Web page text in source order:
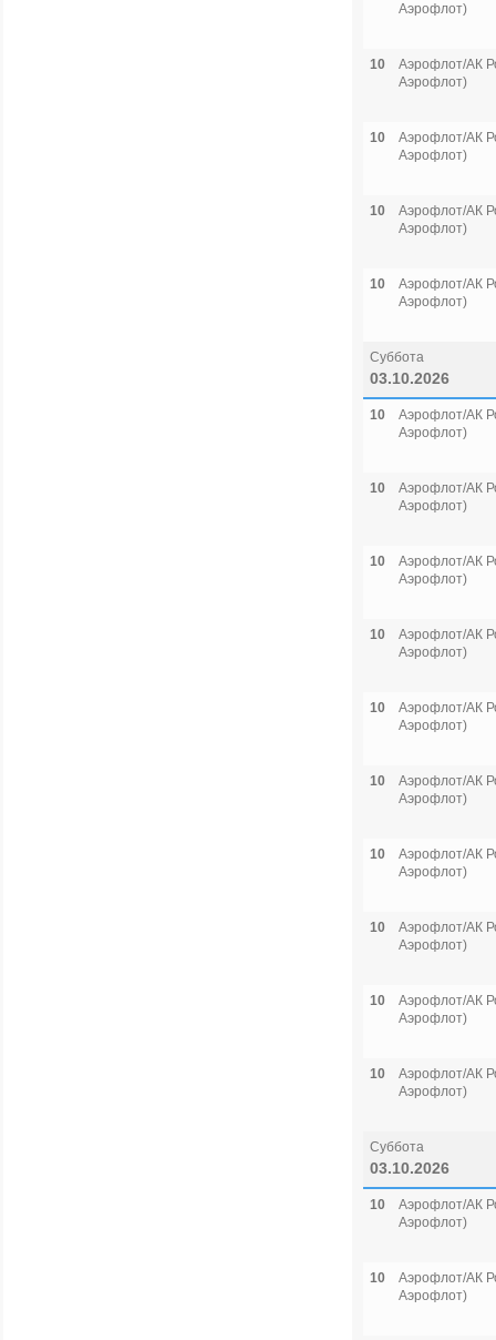
Аэрофлот)
10
Аэрофлот/АК
Аэрофлот)
10
Аэрофлот/АК
Аэрофлот)
10
Аэрофлот/АК
Аэрофлот)
10
Аэрофлот/АК
Аэрофлот)
Суббота
03.10.2026
10
Аэрофлот/АК
Аэрофлот)
10
Аэрофлот/АК
Аэрофлот)
10
Аэрофлот/АК
Аэрофлот)
10
Аэрофлот/АК
Аэрофлот)
10
Аэрофлот/АК
Аэрофлот)
10
Аэрофлот/АК
Аэрофлот)
10
Аэрофлот/АК
Аэрофлот)
10
Аэрофлот/АК
Аэрофлот)
10
Аэрофлот/АК
Аэрофлот)
10
Аэрофлот/АК
Аэрофлот)
Суббота
03.10.2026
10
Аэрофлот/АК
Аэрофлот)
10
Аэрофлот/АК
Аэрофлот)